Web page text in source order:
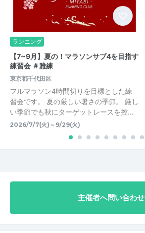
ランニング
【7~9月】夏の！マラソンサブ4を目指す
練習会 ＃雅練
東京都千代田区
フルマラソン4時間切りを目標とした練
習会です。 夏の厳しい暑さの季節。 厳し
い季節でも秋にターゲットレースを控…
2026/7/7(火)～9/29(火)
主催者へ問い合わせ